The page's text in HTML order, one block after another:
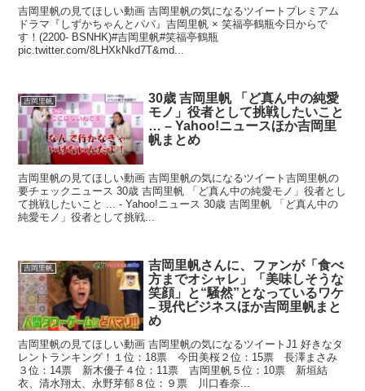
吉岡里帆の見てほしい動画 吉岡里帆の気になるツイートプレミアム
ドラマ『しずかちゃんとパパ』吉岡里帆 × 笑福亭鶴瓶今日からで
す！(2200- BSNHK)#吉岡里帆#笑福亭鶴瓶
pic.twitter.com/8LHXkNkd7T&md...
吉岡里帆
30歳 吉岡里帆 「ど真ん中の純愛
モノ」役者として挑戦したいこと
… – Yahoo!ニュースほか吉岡里
帆まとめ
吉岡里帆の見てほしい動画 吉岡里帆の気になるツイート吉岡里帆の
要チェックニュース 30歳 吉岡里帆 「ど真ん中の純愛モノ」役者とし
て挑戦したいこと ... - Yahoo!ニュース 30歳 吉岡里帆 「ど真ん中の
純愛モノ」役者として挑戦...
吉岡里帆
吉岡里帆さんに、ファンが「食べ
方までオシャレ」「美味しそうな
笑顔」と“騒然”となっているワケ
– 現代ビジネスほか吉岡里帆まと
め
吉岡里帆の見てほしい動画 吉岡里帆の気になるツイートJ1 好きなタ
レントランキング！１位：18票 今田美桜２位：15票 長澤まさみ
３位：14票 新木優子４位：11票 吉岡里帆５位：10票 新垣結
衣、清水翔太、永野芽郁８位：９票 川口春奈...